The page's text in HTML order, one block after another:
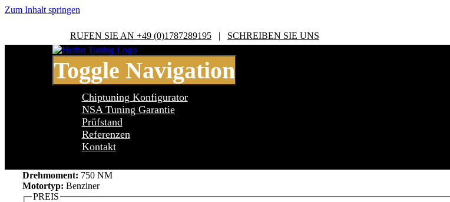
Zum Inhalt springen
RUFEN SIE AN +49 (0)1787289195 | SCHREIBEN SIE UNS
Toggle Navigation
Chiptuning Konfigurator
NSA Tuning Garantie
Prüfstand
Referenzen
Kontakt
BMW 8 Series GC 850i
Drehmoment: 750 NM
Motortyp: Benziner
PREIS